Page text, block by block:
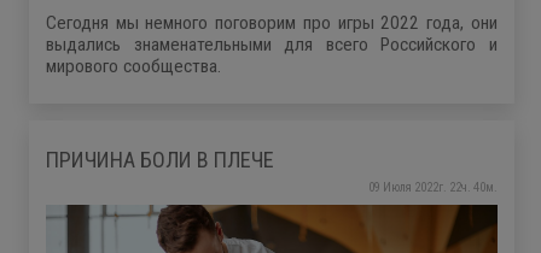
Сегодня мы немного поговорим про игры 2022 года, они
выдались знаменательными для всего Российского и
мирового сообщества.
ПРИЧИНА БОЛИ В ПЛЕЧЕ
09 Июля 2022г. 22ч. 40м.